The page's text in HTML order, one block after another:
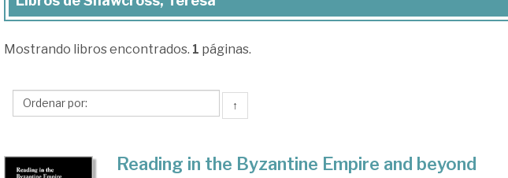
Libros
Shawcross,
Mostrando libros encontrados. 1 páginas.
↑
Reading in the Byzantine Empire and beyond